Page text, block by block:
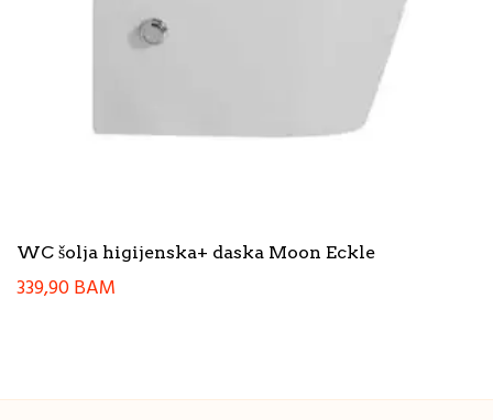
WC šolja higijenska+ daska Moon Eckle
339,90BAM